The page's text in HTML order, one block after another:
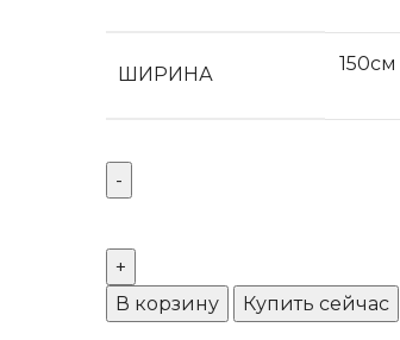
ШИРИНА 150см
В корзину Купить сейчас